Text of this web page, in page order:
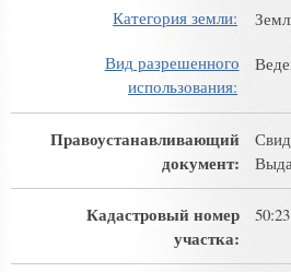
Категория земли:
Вид разрешенного
использования:
Правоустанавливающий
документ:
Кадастровый номер
участка: